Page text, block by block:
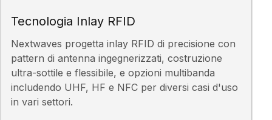
Tecnologia Inlay RFID
Nextwaves progetta inlay RFID di precisione con
pattern di antenna ingegnerizzati, costruzione
ultra-sottile e flessibile, e opzioni multibanda
includendo UHF, HF e NFC per diversi casi d'uso
in vari settori.